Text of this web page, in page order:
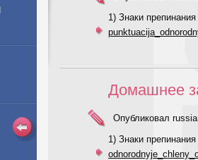
1) Знаки
Домашнее
Опубликовал
1) Знаки